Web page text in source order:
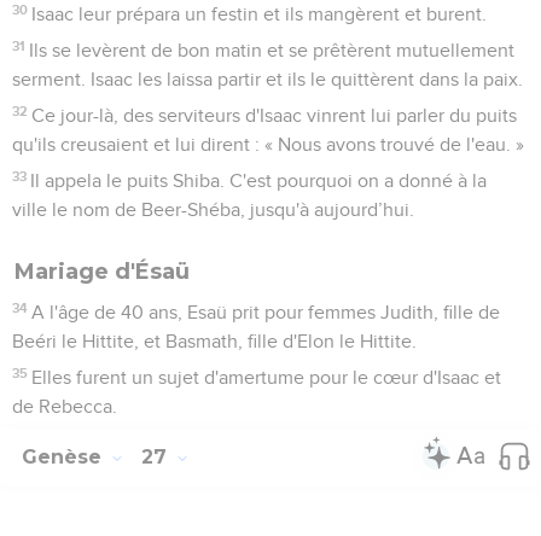
30 Isaac leur prépara un festin et ils mangèrent et burent.
31 Ils se levèrent de bon matin et se prêtèrent mutuellement
serment. Isaac les laissa partir et ils le quittèrent dans la paix.
32 Ce jour-là, des serviteurs d'Isaac vinrent lui parler du puits
qu'ils creusaient et lui dirent : « Nous avons trouvé de l'eau. »
33 Il appela le puits Shiba. C'est pourquoi on a donné à la
ville le nom de Beer-Shéba, jusqu'à aujourd’hui.
Mariage d'Ésaü
34 A l'âge de 40 ans, Esaü prit pour femmes Judith, fille de
Beéri le Hittite, et Basmath, fille d'Elon le Hittite.
35 Elles furent un sujet d'amertume pour le cœur d'Isaac et
de Rebecca.
Genèse 27